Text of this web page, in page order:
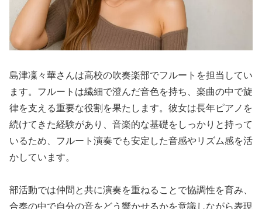
島津凜々華さんは高校の吹奏楽部でフルートを担当してい
ます。フルートは繊細で澄んだ音色を持ち、楽曲の中で旋
律を支える重要な役割を果たします。彼女は長年ピアノを
続けてきた経験があり、音楽的な基礎をしっかりと持って
いるため、フルート演奏でも安定した音感やリズム感を活
かしています。
部活動では仲間と共に演奏を重ねることで協調性を育み、
合奏の中で自分の音をどう響かせるかを意識しながら表現